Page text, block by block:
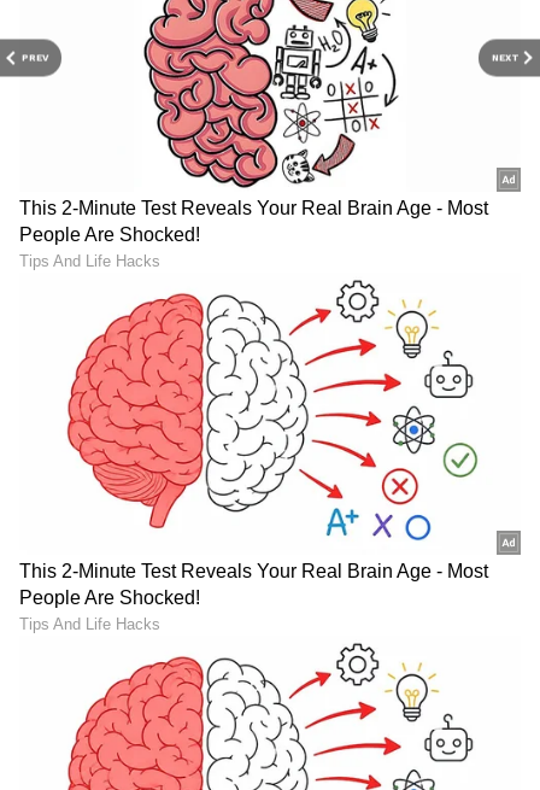
PREV NEXT